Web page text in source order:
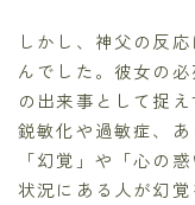
しかし、神父の反
んでした。彼女の
の出来事として捉
鋭敏化や過敏症、
「幻覚」や「心の
状況にある人が幻覚